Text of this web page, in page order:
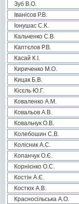
Зуб В.О.
Іванісов Р.В.
Іонушас С.К.
Кальченко С.В.
Каптєлов Р.В.
Касай К.І.
Кириченко М.О.
Кицак Б.В.
Кісєль Ю.Г.
Коваленко А.М.
Ковальов А.В.
Ковальчук О.В.
Колебошин С.В.
Колісник А.С.
Копанчук О.Є.
Корнієнко О.С.
Костін А.Є.
Костюх А.В.
Красносільська А.О.